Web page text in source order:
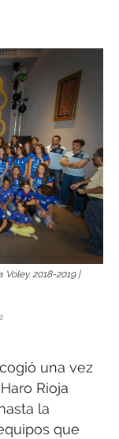
2018-2019 |
una vez
Rioja
la
que